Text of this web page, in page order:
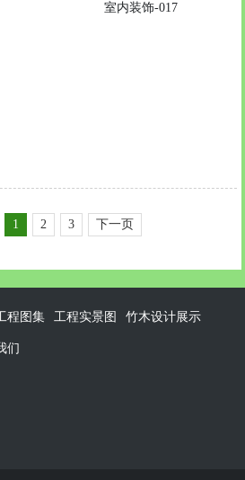
室内装饰-017
1 2 3 下一页
程图集 工程实景图 竹木设计展示
们